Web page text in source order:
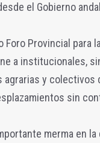
el Gobierno
Foro Provincial para
a institucionales,
agrarias y colectivos
sin
merma en